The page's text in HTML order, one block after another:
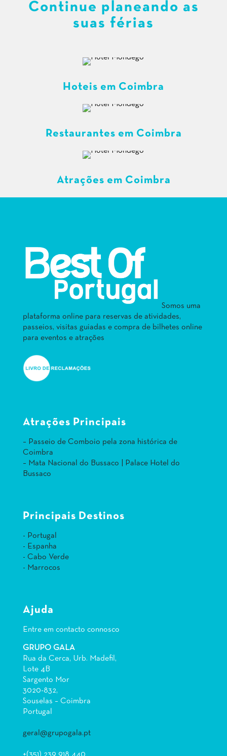
Continue planeando as
suas férias
Hoteis em Coimbra
Restaurantes em Coimbra
Atrações em Coimbra
Somos uma
plataforma online para reservas de atividades,
passeios, visitas guiadas e compra de bilhetes online
para eventos e atrações
Atrações Principais
– Passeio de Comboio pela zona histórica de
Coimbra
– Mata Nacional do Bussaco | Palace Hotel do
Bussaco
Principais Destinos
- Portugal
- Espanha
- Cabo Verde
- Marrocos
Ajuda
Entre em contacto connosco
GRUPO GALA
Rua da Cerca, Urb. Madefil,
Lote 4B
Sargento Mor
3020-832,
Souselas – Coimbra
Portugal
geral@grupogala.pt